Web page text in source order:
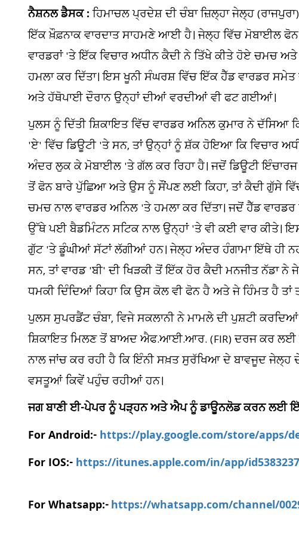
ਨੈਸ਼ਨਲ ਡੈਸਕ :ਹਿਮਾਚਲ ਪ੍ਰਦੇਸ਼ ਦੀ ਚੰਬਾ ਜ਼ਿਲ੍ਹਾ ਜੇਲ੍ਹ
ਇੱਕ ਖ਼ੌਫ਼ਨਾਕ ਵਾਰਦਾਤ ਸਾਹਮਣੇ ਆਈ ਹੈ। ਜੇਲ੍ਹ ਵਿੱਚ ਮੋਬਾਈਲ
ਵਾਰਡਰਾਂ 'ਤੇ ਇੱਕ ਵਿਚਾਰ ਅਧੀਨ ਕੈਦੀ ਨੇ ਤਿੱਖੇ ਕੀਤੇ ਹੋਏ ਚਮਚ
ਹਮਲਾ ਕਰ ਦਿੱਤਾ। ਇਸ ਖੂਨੀ ਸੰਘਰਸ਼ ਵਿੱਚ ਇੱਕ ਹੈੱਡ ਵਾਰਡਰ
ਅਤੇ ਹੱਥੋਪਾਈ ਦੌਰਾਨ ਉਨ੍ਹਾਂ ਦੀਆਂ ਵਰਦੀਆਂ ਵੀ ਫਟ ਗਈਆਂ।
ਪੁਲਸ ਨੂੰ ਦਿੱਤੀ ਸ਼ਿਕਾਇਤ ਵਿੱਚ ਵਾਰਡਰ ਅਨਿਲ ਕੁਮਾਰ ਨੇ ਦੱਸਿਆ
'ਏ' ਵਿੱਚ ਡਿਊਟੀ 'ਤੇ ਸਨ, ਤਾਂ ਉਨ੍ਹਾਂ ਨੂੰ ਸ਼ੱਕ ਹੋਇਆ ਕਿ ਵਿਚਾਰ
ਅੰਦਰ ਲੁਕ ਕੇ ਮੋਬਾਈਲ 'ਤੇ ਗੱਲ ਕਰ ਰਿਹਾ ਹੈ। ਜਦੋਂ ਡਿਊਟੀ
ਤੋਂ ਫੋਨ ਬਾਰੇ ਪੁੱਛਿਆ ਅਤੇ ਉਸ ਨੂੰ ਸੌਂਪਣ ਲਈ ਕਿਹਾ, ਤਾਂ ਕੈਦੀ ਗੁੱਸੇ
ਚਮਚ ਨਾਲ ਵਾਰਡਰ ਅਨਿਲ 'ਤੇ ਹਮਲਾ ਕਰ ਦਿੱਤਾ। ਜਦੋਂ ਹੈੱਡ
ਉੱਥੇ ਪਈ ਬੈਡਮਿੰਟਨ ਸਟਿਕ ਨਾਲ ਉਨ੍ਹਾਂ 'ਤੇ ਵੀ ਕਈ ਵਾਰ ਕੀਤੇ।
ਗੁੱਟ 'ਤੇ ਡੂੰਘੀਆਂ ਸੱਟਾਂ ਲੱਗੀਆਂ ਹਨ। ਜੇਲ੍ਹ ਅੰਦਰ ਹੰਗਾਮਾ ਇੱਥੇ ਹੀ
ਸਨ, ਤਾਂ ਵਾਰਡ 'ਬੀ' ਦੀ ਖਿੜਕੀ ਤੋਂ ਇੱਕ ਹੋਰ ਕੈਦੀ ਮਨਜੀਤ ਨੱਡਾ
ਧਮਕੀ ਦਿੰਦਿਆਂ ਕਿਹਾ ਕਿ ਉਸ ਕੋਲ ਵੀ ਫੋਨ ਹੈ ਅਤੇ ਜੇ ਹਿੰਮਤ ਹੈ ਤਾਂ
ਪੁਲਸ ਸੁਪਰਡੈਂਟ ਚੰਬਾ, ਵਿਜੇ ਸਕਲਾਨੀ ਨੇ ਮਾਮਲੇ ਦੀ ਪੁਸ਼ਟੀ
ਸ਼ਿਕਾਇਤ ਮਿਲਣ ਤੋਂ ਬਾਅਦ ਐਫ.ਆਈ.ਆਰ. (FIR) ਦਰਜ ਕਰ ਲਈ
ਨਾਲ ਜਾਂਚ ਕਰ ਰਹੀ ਹੈ ਕਿ ਇੰਨੀ ਸਖ਼ਤ ਸੁਰੱਖਿਆ ਦੇ ਬਾਵਜੂਦ
ਵਸਤੂਆਂ ਕਿਵੇਂ ਪਹੁੰਚ ਰਹੀਆਂ ਹਨ।
ਜਗ ਬਾਣੀ ਈ-ਪੇਪਰ ਨੂੰ ਪੜ੍ਹਨ ਅਤੇ ਐਪ ਨੂੰ ਡਾਊਨਲੋਡ ਕਰਨ ਲਈ
For Android:-https://play.google.com/store/apps/
For IOS:-https://itunes.apple.com/in/app/
For Whatsapp:-https://whatsapp.com/channel/